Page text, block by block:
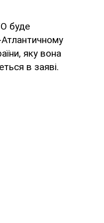
буде
яку вона
в заяві.